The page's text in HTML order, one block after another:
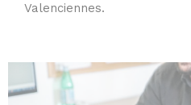
Valenciennes.